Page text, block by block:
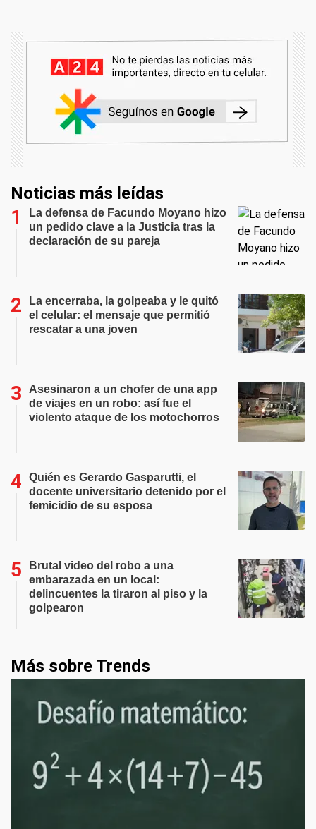
Noticias más leídas
La defensa de Facundo Moyano hizo
un pedido clave a la Justicia tras la
declaración de su pareja
La encerraba, la golpeaba y le quitó
el celular: el mensaje que permitió
rescatar a una joven
Asesinaron a un chofer de una app
de viajes en un robo: así fue el
violento ataque de los motochorros
Quién es Gerardo Gasparutti, el
docente universitario detenido por el
femicidio de su esposa
Brutal video del robo a una
embarazada en un local:
delincuentes la tiraron al piso y la
golpearon
Más sobre Trends